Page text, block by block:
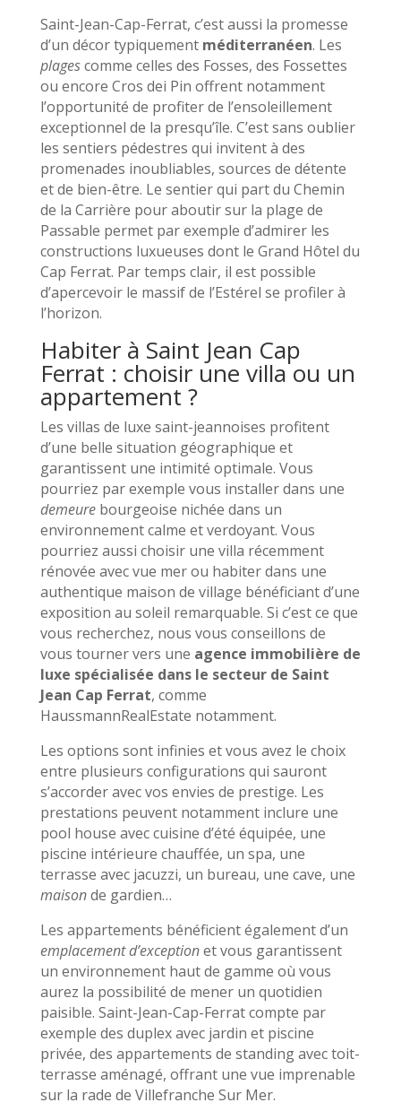
Saint-Jean-Cap-Ferrat, c’est aussi la promesse
d’un décor typiquement méditerranéen. Les
plagescomme celles des Fosses, des Fossettes
ou encore Cros dei Pin offrent notamment
l’opportunité de profiter de l’ensoleillement
exceptionnel de la presqu’île. C’est sans oublier
les sentiers pédestres qui invitent à des
promenades inoubliables, sources de détente
et de bien-être. Le sentier qui part du Chemin
de la Carrière pour aboutir sur la plage de
Passable permet par exemple d’admirer les
constructions luxueuses dont le Grand Hôtel du
Cap Ferrat. Par temps clair, il est possible
d’apercevoir le massif de l’Estérel se profiler à
l’horizon.
Habiter à Saint Jean Cap
Ferrat : choisir une villa ou un
appartement ?
Les villas de luxe saint-jeannoises profitent
d’une belle situation géographique et
garantissent une intimité optimale. Vous
pourriez par exemple vous installer dans une
demeure bourgeoise nichée dans un
environnement calme et verdoyant. Vous
pourriez aussi choisir une villa récemment
rénovée avec vue mer ou habiter dans une
authentique maison de village bénéficiant d’une
exposition au soleil remarquable. Si c’est ce que
vous recherchez, nous vous conseillons de
vous tourner vers une agence immobilière de
luxe spécialisée dans le secteur de Saint
Jean Cap Ferrat, comme
HaussmannRealEstate notamment.
Les options sont infinies et vous avez le choix
entre plusieurs configurations qui sauront
s’accorder avec vos envies de prestige. Les
prestations peuvent notamment inclure une
pool house avec cuisine d’été équipée, une
piscine intérieure chauffée, un spa, une
terrasse avec jacuzzi, un bureau, une cave, une
maisonde gardien…
Les appartements bénéficient également d’un
emplacement d’exceptionet vous garantissent
un environnement haut de gamme où vous
aurez la possibilité de mener un quotidien
paisible. Saint-Jean-Cap-Ferrat compte par
exemple des duplex avec jardin et piscine
privée, des appartements de standing avec toit-
terrasse aménagé, offrant une vue imprenable
sur la rade de Villefranche Sur Mer.